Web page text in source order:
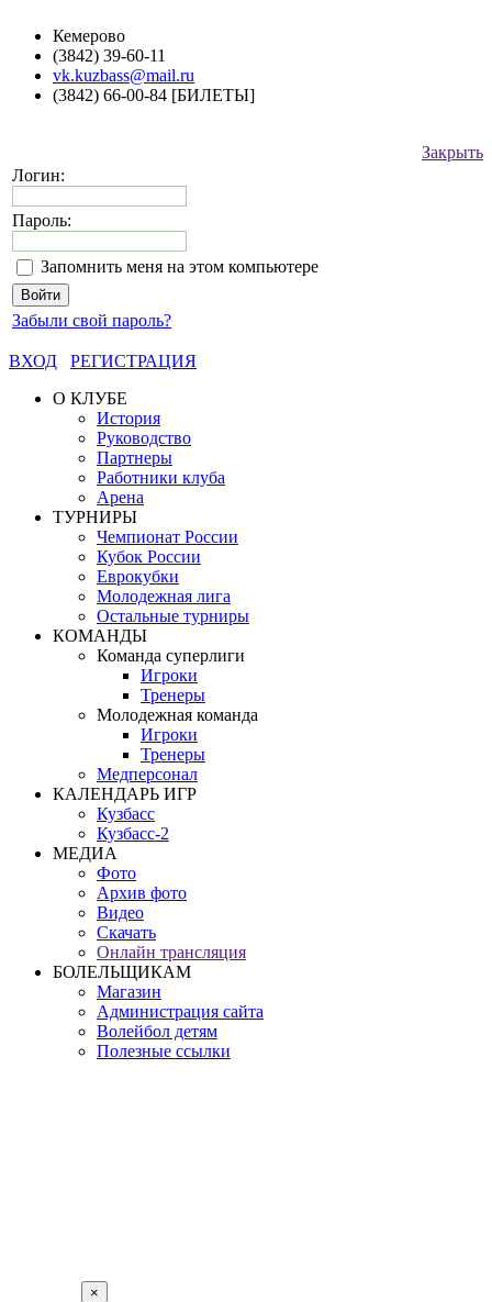
Кемерово
(3842) 39-60-11
vk.kuzbass@mail.ru
(3842) 66-00-84 [БИЛЕТЫ]
Закрыть
Логин:
Пароль:
Запомнить меня на этом компьютере
Забыли свой пароль?
ВХОД
РЕГИСТРАЦИЯ
О КЛУБЕ
История
Руководство
Партнеры
Работники клуба
Арена
ТУРНИРЫ
Чемпионат России
Кубок России
Еврокубки
Молодежная лига
Остальные турниры
КОМАНДЫ
Команда суперлиги
Игроки
Тренеры
Молодежная команда
Игроки
Тренеры
Медперсонал
КАЛЕНДАРЬ ИГР
Кузбасс
Кузбасс-2
МЕДИА
Фото
Архив фото
Видео
Скачать
Онлайн трансляция
БОЛЕЛЬЩИКАМ
Магазин
Администрация сайта
Волейбол детям
Полезные ссылки
×